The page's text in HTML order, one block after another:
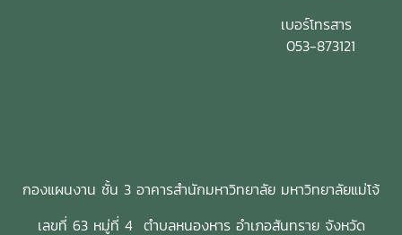
เบอร์โทรสาร
053-873121
กองแผนงาน ชั้น 3 อาคารสำนักมหาวิทยาลัย มหาวิทยาลัยแม่โจ้
เลขที่ 63 หมู่ที่ 4 ตำบลหนองหาร อำเภอสันทราย จังหวัด